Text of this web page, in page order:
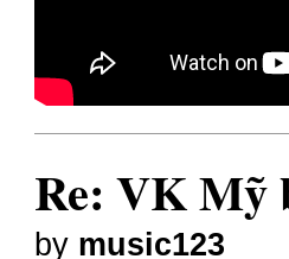
Re: VK Mỹ
by music123